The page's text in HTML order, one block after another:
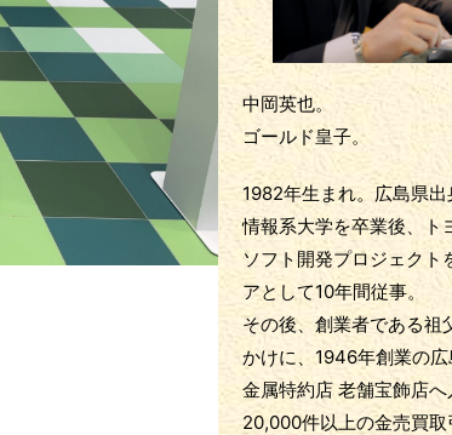
中岡英也。
ゴールド皇子。
1982年生まれ。広島県出
情報系大学を卒業後、ト
ソフト開発プロジェクト
アとして10年間従事。
その後、創業者である祖
かけに、1946年創業の
金属特約店 老舗宝飾店へ
20,000件以上の金売買